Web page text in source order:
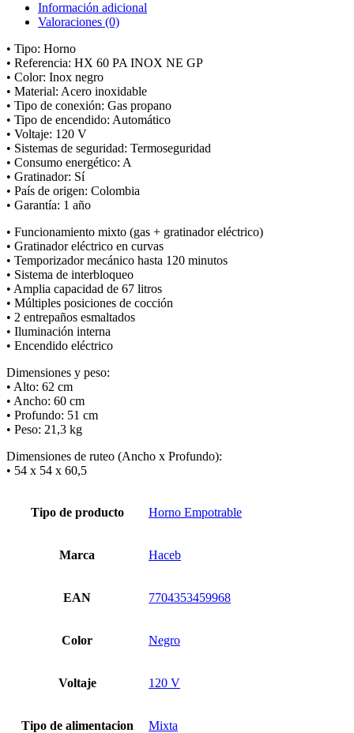
Información adicional
Valoraciones (0)
• Tipo: Horno
• Referencia: HX 60 PA INOX NE GP
• Color: Inox negro
• Material: Acero inoxidable
• Tipo de conexión: Gas propano
• Tipo de encendido: Automático
• Voltaje: 120 V
• Sistemas de seguridad: Termoseguridad
• Consumo energético: A
• Gratinador: Sí
• País de origen: Colombia
• Garantía: 1 año
• Funcionamiento mixto (gas + gratinador eléctrico)
• Gratinador eléctrico en curvas
• Temporizador mecánico hasta 120 minutos
• Sistema de interbloqueo
• Amplia capacidad de 67 litros
• Múltiples posiciones de cocción
• 2 entrepaños esmaltados
• Iluminación interna
• Encendido eléctrico
Dimensiones y peso:
• Alto: 62 cm
• Ancho: 60 cm
• Profundo: 51 cm
• Peso: 21,3 kg
Dimensiones de ruteo (Ancho x Profundo):
• 54 x 54 x 60,5
Tipo de producto Horno Empotrable
Marca Haceb
EAN 7704353459968
Color Negro
Voltaje 120 V
Tipo de alimentacion Mixta